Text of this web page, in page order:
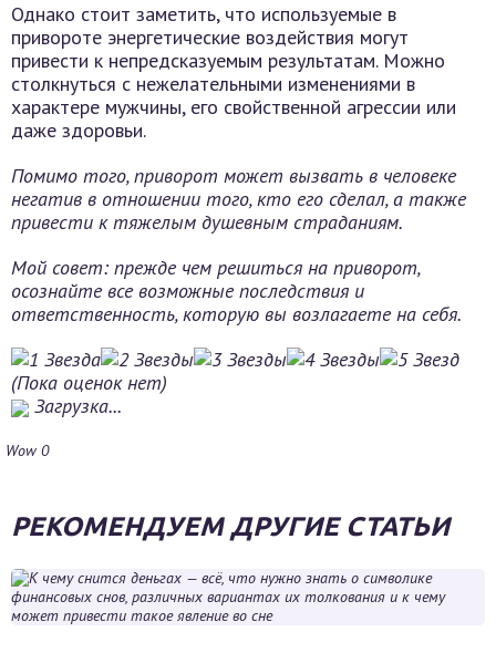
Однако стоит заметить, что используемые в
привороте энергетические воздействия могут
привести к непредсказуемым результатам. Можно
столкнуться с нежелательными изменениями в
характере мужчины, его свойственной агрессии или
даже здоровьи.
Помимо того, приворот может вызвать в человеке
негатив в отношении того, кто его сделал, а также
привести к тяжелым душевным страданиям.
Мой совет: прежде чем решиться на приворот,
осознайте все возможные последствия и
ответственность, которую вы возлагаете на себя.
(Пока оценок нет)
Загрузка...
Wow0
РЕКОМЕНДУЕМ ДРУГИЕ СТАТЬИ